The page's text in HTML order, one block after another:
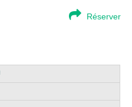
Réserver